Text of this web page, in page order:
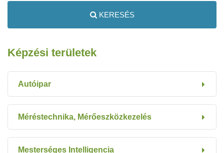
KERESÉS
Képzési területek
Autóipar
Méréstechnika, Mérőeszközkezelés
Mesterséges Intelligencia